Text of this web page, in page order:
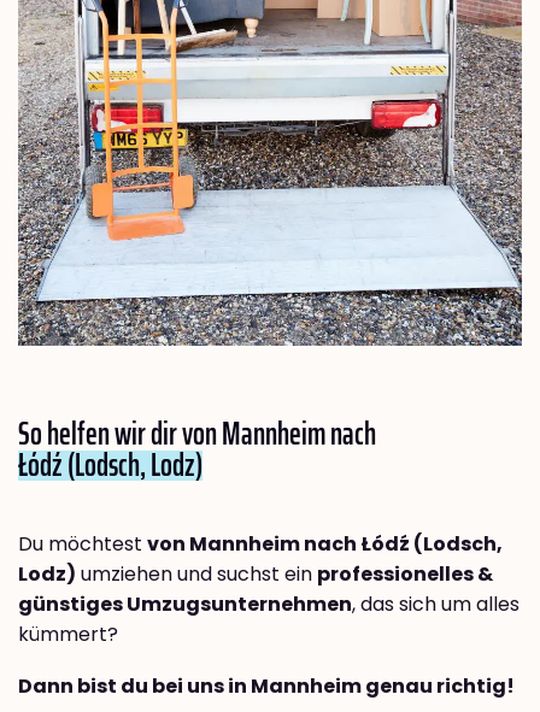
So helfen wir dir von Mannheim nach
Łódź (Lodsch, Lodz)
Du möchtest von Mannheim nach Łódź (Lodsch,
Lodz) umziehen und suchst ein professionelles &
günstiges Umzugsunternehmen, das sich um alles
kümmert?
Dann bist du bei uns in Mannheim genau richtig!